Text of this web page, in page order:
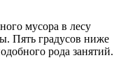
мусора в лесу
Пять градусов ниже
рода занятий.